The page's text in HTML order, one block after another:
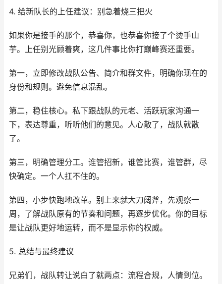
4. 给新队长的上任建议：别急着烧三把火
如果你是接手的那个，恭喜你，也恭喜你接了个烫手山
芋。上任别光顾着爽，这几件事比你打巅峰赛还重要。
第一，立即修改战队公告、简介和群文件，明确你现在的
身份和规则。避免信息混乱。
第二，稳住核心。私下跟战队的元老、活跃玩家沟通一
下，表达尊重，听听他们的意见。人心散了，战队就散
了。
第三，明确管理分工。谁管招新，谁管比赛，谁管群，尽
快确定。一个人扛不住的。
第四，小步快跑地改革。别上来就大刀阔斧，先观察一
周，了解战队原有的节奏和问题，再逐步优化。你的目标
是让战队更好地运转，而不是显示你的权威。
5. 总结与最终建议
兄弟们，战队转让说白了就两点：流程合规，人情到位。